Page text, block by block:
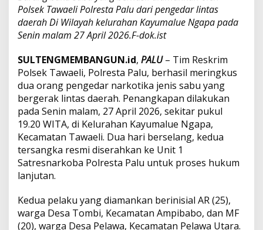
k
t
i
1
P
a
k
e
t
D
i
s
i
t
a
Polsek Tawaeli Polresta Palu dari pengedar lintas
daerah Di Wilayah kelurahan Kayumalue Ngapa pada
Senin malam 27 April 2026.F-dok.ist
SULTENGMEMBANGUN.id, PALU– Tim Reskrim
Polsek Tawaeli, Polresta Palu, berhasil meringkus
dua orang pengedar narkotika jenis sabu yang
bergerak lintas daerah. Penangkapan dilakukan
pada Senin malam, 27 April 2026, sekitar pukul
19.20 WITA, di Kelurahan Kayumalue Ngapa,
Kecamatan Tawaeli. Dua hari berselang, kedua
tersangka resmi diserahkan ke Unit 1
Satresnarkoba Polresta Palu untuk proses hukum
lanjutan.
Kedua pelaku yang diamankan berinisial AR (25),
warga Desa Tombi, Kecamatan Ampibabo, dan MF
(20), warga Desa Pelawa, Kecamatan Pelawa Utara.